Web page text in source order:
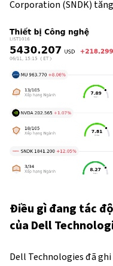
Corporation (SNDK)
Điều gì đang tác
của Dell
Dell Technologies đã